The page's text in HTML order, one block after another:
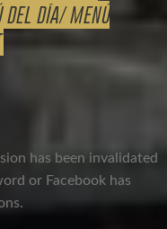
DEL DÍA/MENÚ
has been invalidated
or Facebook has